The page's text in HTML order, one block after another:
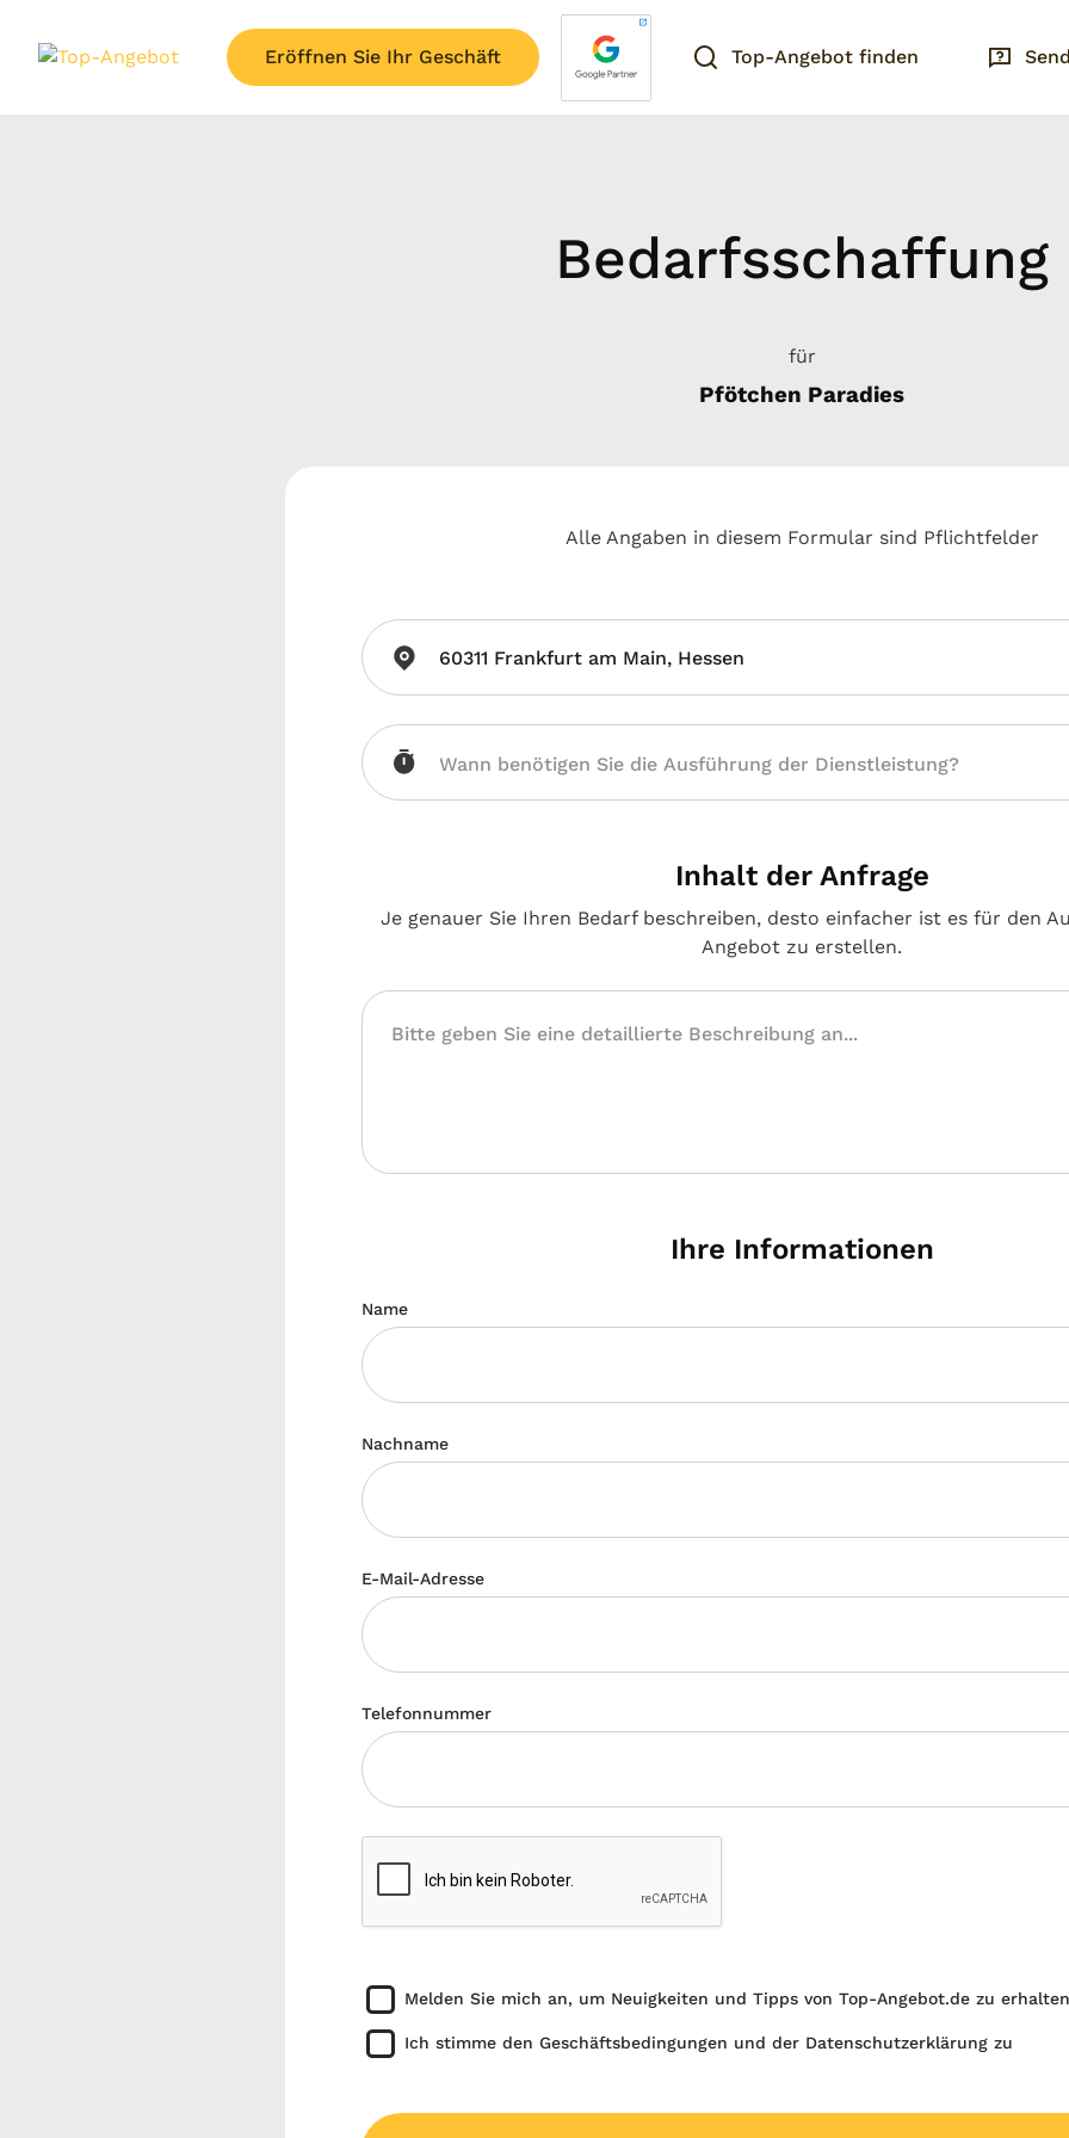
Eröffnen Sie Ihr Geschäft Top-Angebot finden
Bedarfsschaffung
für
Pfötchen Paradies
Alle Angaben in diesem Formular sind Pflichtfelder
60311 Frankfurt am Main, Hessen
Inhalt der Anfrage
Je genauer Sie Ihren Bedarf beschreiben, desto einfacher ist es für den
Angebot zu erstellen.
Ihre Informationen
Name
Nachname
E-Mail-Adresse
Telefonnummer
Melden Sie mich an, um Neuigkeiten und Tipps von Top-Angebot.de zu erhalten
Ich stimme den Geschäftsbedingungen und der Datenschutzerklärung zu